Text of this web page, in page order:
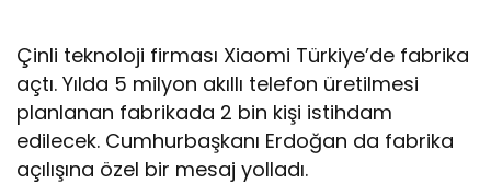
Çinli teknoloji firması Xiaomi Türkiye’de fabrika
açtı. Yılda 5 milyon akıllı telefon üretilmesi
planlanan fabrikada 2 bin kişi istihdam
edilecek. Cumhurbaşkanı Erdoğan da fabrika
açılışına özel bir mesaj yolladı.